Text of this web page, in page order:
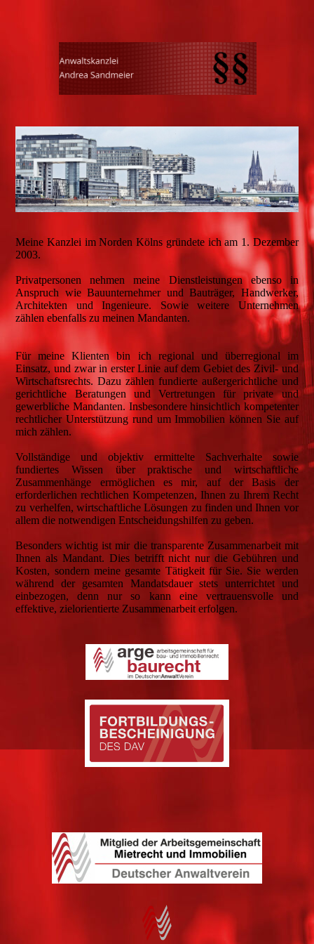
Meine Kanzlei im Norden Kölns gründete ich am 1. Dezember
2003.
Privatpersonen nehmen meine Dienstleistungen ebenso in
Anspruch wie Bauunternehmer und Bauträger, Handwerker,
Architekten und Ingenieure. Sowie weitere Unternehmen
zählen ebenfalls zu meinen Mandanten.
Für meine Klienten bin ich regional und überregional im
Einsatz, und zwar in erster Linie auf dem Gebiet des Zivil- und
Wirtschaftsrechts. Dazu zählen fundierte außergerichtliche und
gerichtliche Beratungen und Vertretungen für private und
gewerbliche Mandanten. Insbesondere hinsichtlich kompetenter
rechtlicher Unterstützung rund um Immobilien können Sie auf
mich zählen.
Vollständige und objektiv ermittelte Sachverhalte sowie
fundiertes Wissen über praktische und wirtschaftliche
Zusammenhänge ermöglichen es mir, auf der Basis der
erforderlichen rechtlichen Kompetenzen, Ihnen zu Ihrem Recht
zu verhelfen, wirtschaftliche Lösungen zu finden und Ihnen vor
allem die notwendigen Entscheidungshilfen zu geben.
Besonders wichtig ist mir die transparente Zusammenarbeit mit
Ihnen als Mandant. Dies betrifft nicht nur die Gebühren und
Kosten, sondern meine gesamte Tätigkeit für Sie. Sie werden
während der gesamten Mandatsdauer stets unterrichtet und
einbezogen, denn nur so kann eine vertrauensvolle und
effektive, zielorientierte Zusammenarbeit erfolgen.